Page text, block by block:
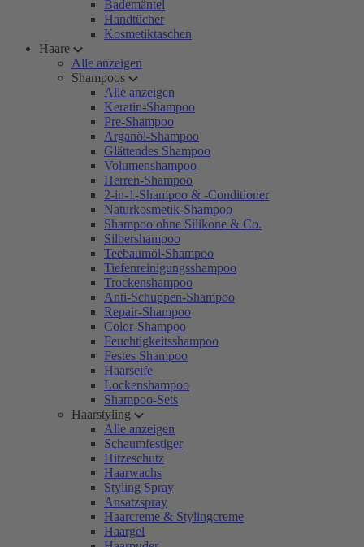
Bademäntel
Handtücher
Kosmetiktaschen
Haare
Alle anzeigen
Shampoos
Alle anzeigen
Keratin-Shampoo
Pre-Shampoo
Arganöl-Shampoo
Glättendes Shampoo
Volumenshampoo
Herren-Shampoo
2-in-1-Shampoo & -Conditioner
Naturkosmetik-Shampoo
Shampoo ohne Silikone & Co.
Silbershampoo
Teebaumöl-Shampoo
Tiefenreinigungsshampoo
Trockenshampoo
Anti-Schuppen-Shampoo
Repair-Shampoo
Color-Shampoo
Feuchtigkeitsshampoo
Festes Shampoo
Haarseife
Lockenshampoo
Shampoo-Sets
Haarstyling
Alle anzeigen
Schaumfestiger
Hitzeschutz
Haarwachs
Styling Spray
Ansatzspray
Haarcreme & Stylingcreme
Haargel